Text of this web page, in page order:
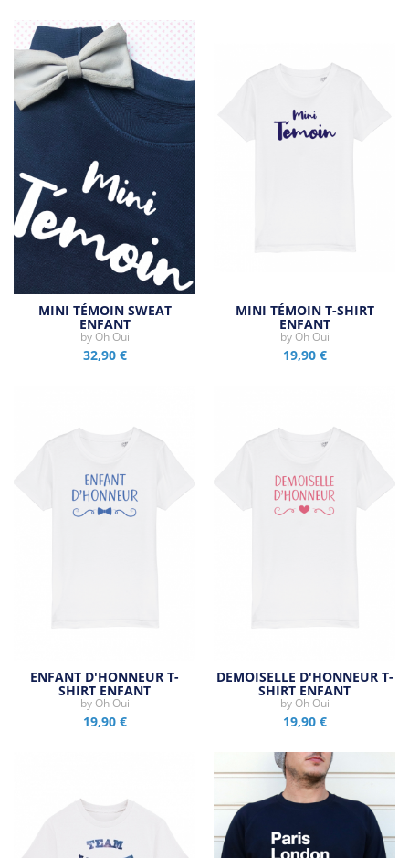
MINI TÉMOIN SWEAT
ENFANT
by Oh Oui
32,90 €
MINI TÉMOIN T-SHIRT
ENFANT
by Oh Oui
19,90 €
ENFANT D'HONNEUR T-
SHIRT ENFANT
by Oh Oui
19,90 €
DEMOISELLE D'HONNEUR T-
SHIRT ENFANT
by Oh Oui
19,90 €